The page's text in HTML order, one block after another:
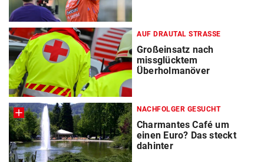
AUF DRAUTAL STRASSE
Großeinsatz nach
missglücktem
Überholmanöver
NACHFOLGER GESUCHT
Charmantes Café um
einen Euro? Das steckt
dahinter